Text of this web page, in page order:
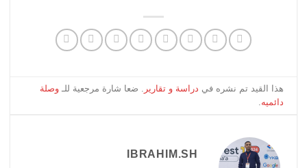
هذا القيد تم نشره في دراسة و تقارير . ضعا شارة مرجعية للـوصلة
دائميه
IBRAHIM.SH